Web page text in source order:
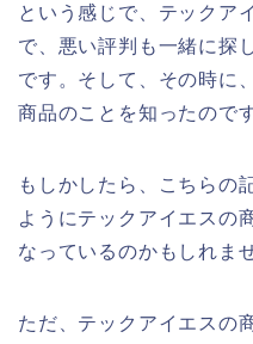
という感じで、テックア
で、悪い評判も一緒に探
です。そして、その時に
商品のことを知ったので
もしかしたら、こちらの
ようにテックアイエスの
なっているのかもしれま
ただ、テックアイエスの